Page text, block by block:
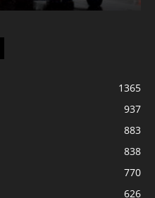
1365
937
883
838
770
626